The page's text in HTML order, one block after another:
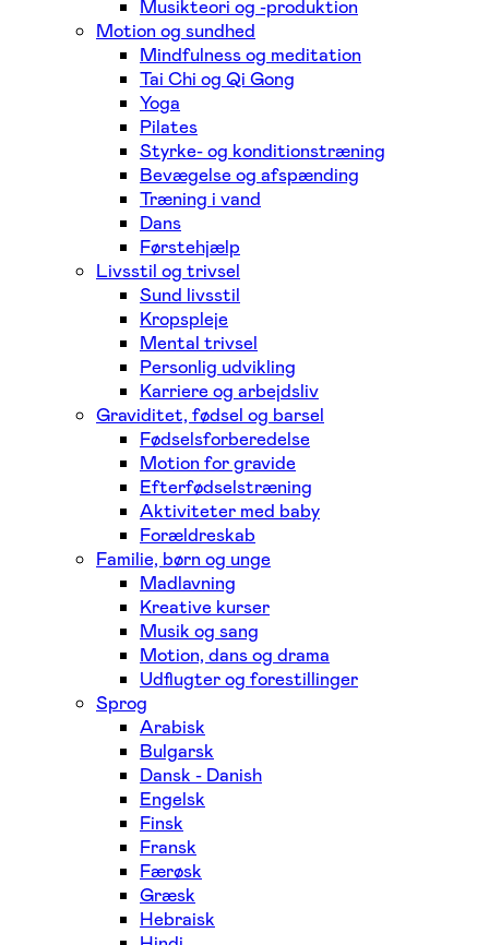
Musikteori og -produktion
Motion og sundhed
Mindfulness og meditation
Tai Chi og Qi Gong
Yoga
Pilates
Styrke- og konditionstræning
Bevægelse og afspænding
Træning i vand
Dans
Førstehjælp
Livsstil og trivsel
Sund livsstil
Kropspleje
Mental trivsel
Personlig udvikling
Karriere og arbejdsliv
Graviditet, fødsel og barsel
Fødselsforberedelse
Motion for gravide
Efterfødselstræning
Aktiviteter med baby
Forældreskab
Familie, børn og unge
Madlavning
Kreative kurser
Musik og sang
Motion, dans og drama
Udflugter og forestillinger
Sprog
Arabisk
Bulgarsk
Dansk - Danish
Engelsk
Finsk
Fransk
Færøsk
Græsk
Hebraisk